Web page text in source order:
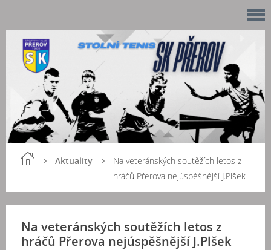
Aktuality
Na veteránských soutěžích letos z
hráčů Přerova nejúspěšnější J.Plšek
Na veteránských soutěžích letos z
hráčů Přerova nejúspěšnější J.Plšek